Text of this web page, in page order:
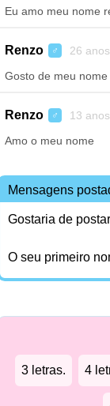
Eu amo meu nome
Renzo ♂ 26
Gosto de meu
Renzo ♂ 13
Amo o meu nome
Mensagens
Gostaria de
O seu primeiro
3 letras. 4